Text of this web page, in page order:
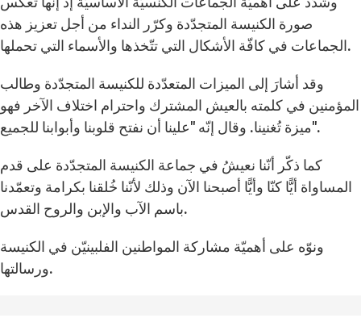
صورة الكنيسة المتجدّدة وكرّر النداء من أجل تعزيز هذه
الجماعات في كافّة الأشكال التي تتّخذها والأسماء التي تحملها.
وقد أشارَ إلى الميزات المتعدّدة للكنيسة المتجدّدة وطالب
المؤمنين في كلمته بالعيش المشترك واحترام اختلاف الآخر فهو
ميزة تُغنينا. وقال إنّه "علينا أن نفتح قلوبنا وأبوابنا للجميع".
كما ذكّر أنّنا نعيشُ في جماعة الكنيسة المتجدّدة على قدم
المساواة أيًّا كنّا وأيًّا أصبحنا الآن وذلك لأنّنا خُلقنا بكرامة وتعمّدنا
باسم الآب والإبن والروح القدس.
ونوّه على أهميّة مشاركة المواطنين الفلبينيّن في الكنيسة
ورسالتها.